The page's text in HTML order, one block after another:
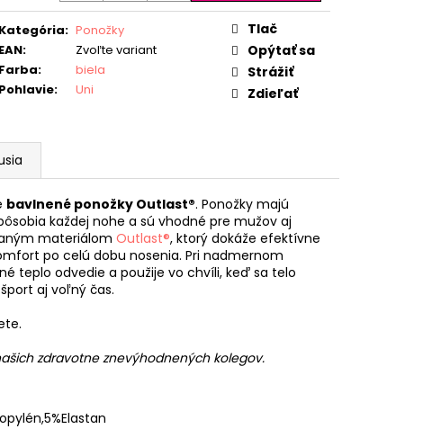
Kategória: Ponožky
EAN:
Zvoľte variant
Farba:
biela
Pohlavie: Uni
Tlač
Opýtať sa
Strážiť
Zdieľať
bavlnené ponožky Outlast®. Ponožky majú
každej nohe a sú vhodné pre mužov aj
materiálom Outlast®, ktorý dokáže efektívne
po celú dobu nosenia. Pri nadmernom
teplo odvedie a použije vo chvíli, keď sa telo
aj voľný čas.
zdravotne znevýhodnených kolegov.